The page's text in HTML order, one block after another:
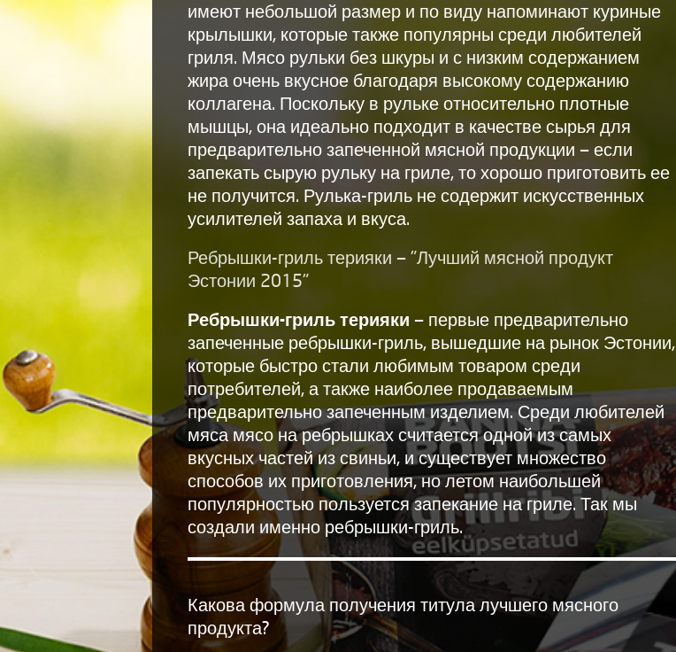
имеют небольшой размер и по виду напоминают куриные
крылышки, которые также популярны среди любителей
гриля. Мясо рульки без шкуры и с низким содержанием
жира очень вкусное благодаря высокому содержанию
коллагена. Поскольку в рульке относительно плотные
мышцы, она идеально подходит в качестве сырья для
предварительно запеченной мясной продукции — если
запекать сырую рульку на гриле, то хорошо приготовить ее
не получится. Рулька-гриль не содержит искусственных
усилителей запаха и вкуса.
Ребрышки-гриль терияки — "Лучший мясной продукт
Эстонии 2015"
Ребрышки-гриль терияки — первые предварительно
запеченные ребрышки-гриль, вышедшие на рынок Эстонии,
которые быстро стали любимым товаром среди
потребителей, а также наиболее продаваемым
предварительно запеченным изделием. Среди любителей
мяса мясо на ребрышках считается одной из самых
вкусных частей из свиньи, и существует множество
способов их приготовления, но летом наибольшей
популярностью пользуется запекание на гриле. Так мы
создали именно ребрышки-гриль.
Какова формула получения титула лучшего мясного
продукта?